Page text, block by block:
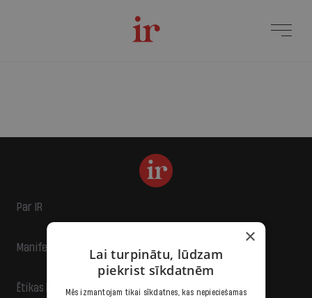
Par IR
Manifests
Ētikas kodekss
×
Lai turpinātu, lūdzam
piekrist sīkdatnēm
Mēs izmantojam tikai sīkdatnes, kas nepieciešamas